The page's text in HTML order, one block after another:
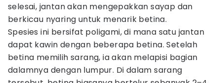
selesai, jantan akan mengepakkan sayap dan
berkicau nyaring untuk menarik betina.
Spesies ini bersifat poligami, di mana satu jantan
dapat kawin dengan beberapa betina. Setelah
betina memilih sarang, ia akan melapisi bagian
dalamnya dengan lumpur. Di dalam sarang